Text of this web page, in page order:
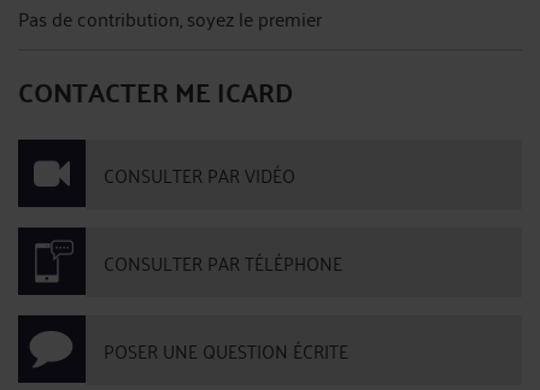
Pas de contribution, soyez le premier
CONTACTER ME ICARD
CONSULTER PAR VIDÉO
CONSULTER PAR TÉLÉPHONE
POSER UNE QUESTION ÉCRITE